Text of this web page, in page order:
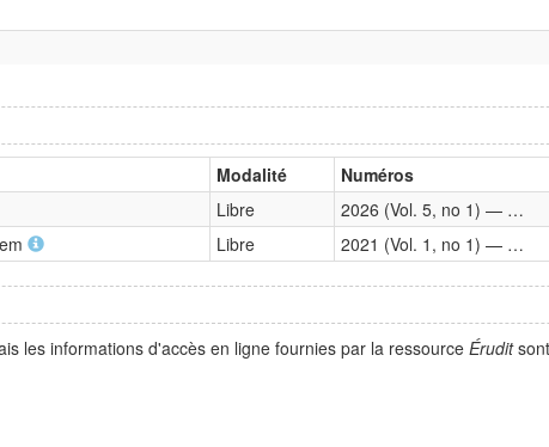
Modalité Numéros
Libre
2026 (Vol. 5, no 1) — …
Libre 2021 (Vol. 1, no 1) — …
les informations d'accès en ligne fournies par la ressource Érudit